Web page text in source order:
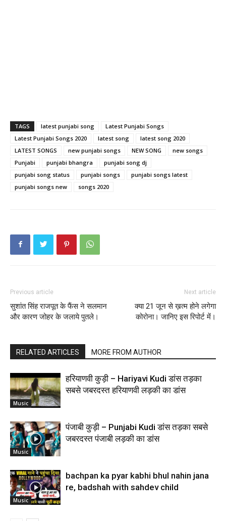
TAGS latest punjabi song
Latest Punjabi Songs
Latest Punjabi Songs 2020
latest song
latest song 2020
LATEST SONGS
new punjabi songs NEW SONG
new songs
Punjabi
punjabi bhangra
punjabi song dj
punjabi song status
punjabi songs
punjabi songs latest
punjabi songs new
songs 2020
Previous article
सुशांत सिंह राजपूत के फैंस ने सलमान
और कारण जोहर के जलाये पुतले।
Next article
क्या 21 जून से ख़त्म होने लगेगा
कोरोना। जानिए इस रिपोर्ट में।
RELATED ARTICLES MORE FROM AUTHOR
Music
हरियाणवी कुड़ी – Hariyavi Kudi डांस तड़का
सबसे जबरदस्त हरियाणवी लड़की का डांस
Music
पंजाबी कुड़ी – Punjabi Kudi डांस तड़का सबसे
जबरदस्त पंजाबी लड़की का डांस
Music
bachpan ka pyar kabhi bhul nahin jana
re, badshah with sahdev child